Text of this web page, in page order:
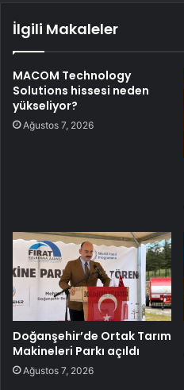
İlgili Makaleler
MACOM Technology
Solutions hissesi neden
yükseliyor?
Ağustos 7, 2026
Doğanşehir’de Ortak Tarım
Makineleri Parkı açıldı
Ağustos 7, 2026